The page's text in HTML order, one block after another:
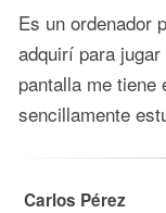
Es un ordenador
adquirí para
pantalla me tiene
sencillamente
Carlos Pérez